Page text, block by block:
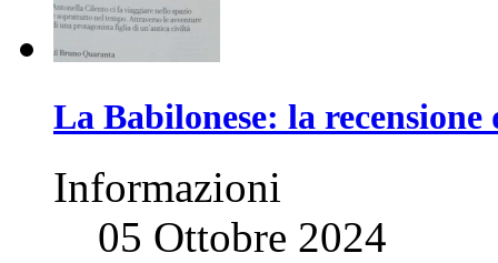
La Babilonese: la
Informazioni
05 Ottobre 2024